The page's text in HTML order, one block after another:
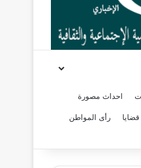
احداث مصورة
رأى المواطن